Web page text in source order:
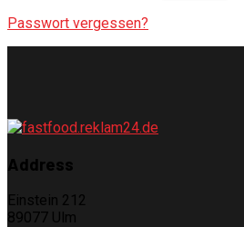
Passwort vergessen?
Address
Einstein 212
89077 Ulm